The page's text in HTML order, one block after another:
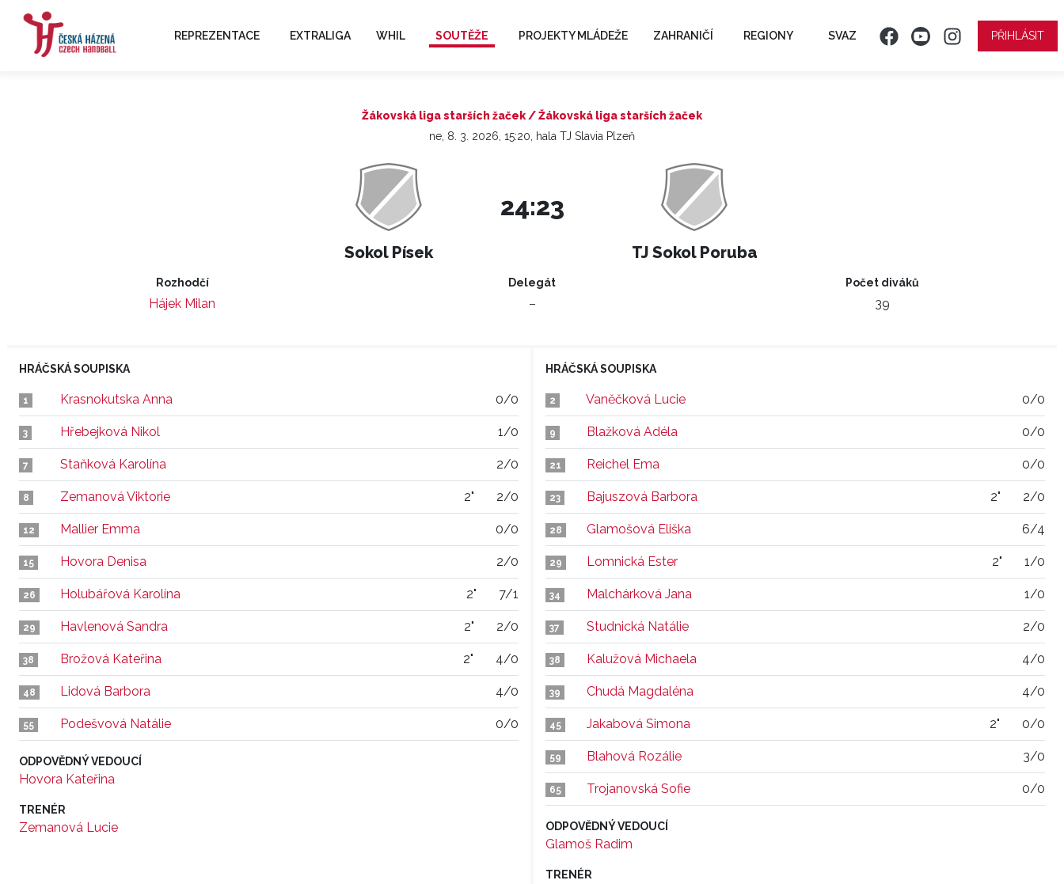
REPREZENTACE EXTRALIGA WHIL SOUTĚŽE PROJEKTY MLÁDEŽE ZAHRANIČÍ REGIONY SVAZ PŘIHLÁSIT
Žákovská liga starších žaček / Žákovská liga starších žaček
ne, 8. 3. 2026, 15:20, hala TJ Slavia Plzeň
Sokol Písek
24:23
TJ Sokol Poruba
Rozhodčí
Hájek Milan
Delegát
–
Počet diváků
39
HRÁČSKÁ SOUPISKA
1 Krasnokutska Anna 0/0
3 Hřebejková Nikol 1/0
7 Staňková Karolína 2/0
8 Zemanová Viktorie 2" 2/0
12 Mallier Emma 0/0
15 Hovora Denisa 2/0
26 Holubářová Karolína 2" 7/1
29 Havlenová Sandra 2" 2/0
38 Brožová Kateřina 2" 4/0
48 Lidová Barbora 4/0
55 Podešvová Natálie 0/0
ODPOVĚDNÝ VEDOUCÍ
Hovora Kateřina
TRENÉR
Zemanová Lucie
HRÁČSKÁ SOUPISKA
2 Vaněčková Lucie 0/0
9 Blažková Adéla 0/0
21 Reichel Ema 0/0
23 Bajuszová Barbora 2" 2/0
28 Glamošová Eliška 6/4
29 Lomnická Ester 2" 1/0
34 Malchárková Jana 1/0
37 Studnická Natálie 2/0
38 Kalužová Michaela 4/0
39 Chudá Magdaléna 4/0
45 Jakabová Simona 2" 0/0
59 Blahová Rozálie 3/0
65 Trojanovská Sofie 0/0
ODPOVĚDNÝ VEDOUCÍ
Glamoš Radim
TRENÉR